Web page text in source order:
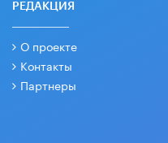
РЕДАКЦИЯ
О проекте
Контакты
Партнеры